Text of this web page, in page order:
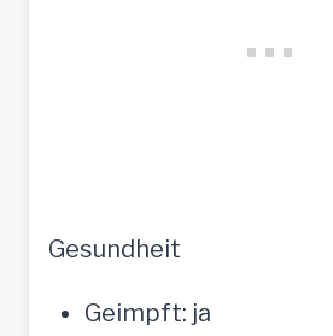
Gesundheit
Geimpft: ja